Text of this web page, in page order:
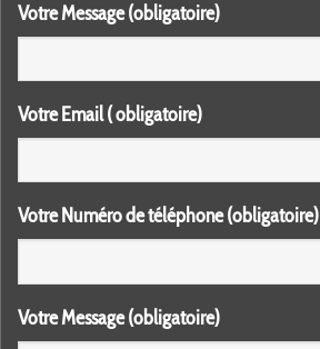
Votre Message (obligatoire)
Votre Email ( obligatoire)
Votre Numéro de téléphone (obligatoire)
Votre Message (obligatoire)